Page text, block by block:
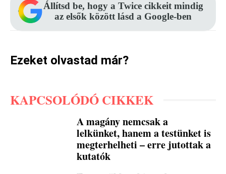
Állítsd be, hogy a Twice cikkeit mindig
az elsők között lásd a Google-ben
Ezeket olvastad már?
KAPCSOLÓDÓ CIKKEK
A magány nemcsak a
lelkünket, hanem a testünket is
megterhelheti – erre jutottak a
kutatók